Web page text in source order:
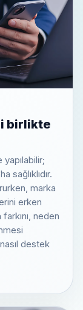
birlikte
sağlıklıdır.
marka
erken
neden
destek